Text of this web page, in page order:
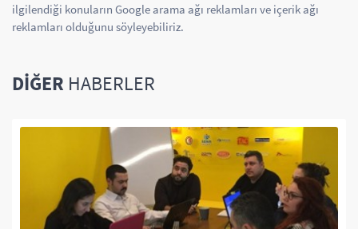
ilgilendiği konuların Google arama ağı reklamları ve içerik ağı
reklamları olduğunu söyleyebiliriz.
DIĞER HABERLER